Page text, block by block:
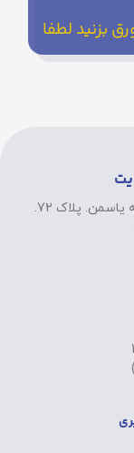
بزنید لطفا
خیابان حافظ. خیابان نوفل لوشاتو. جنب کوچه یاسمن. پلاک 72.